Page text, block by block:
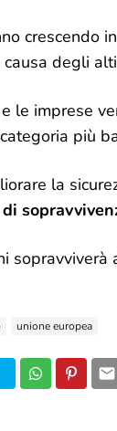
crescendo
degli
le imprese
più
la
unione europea